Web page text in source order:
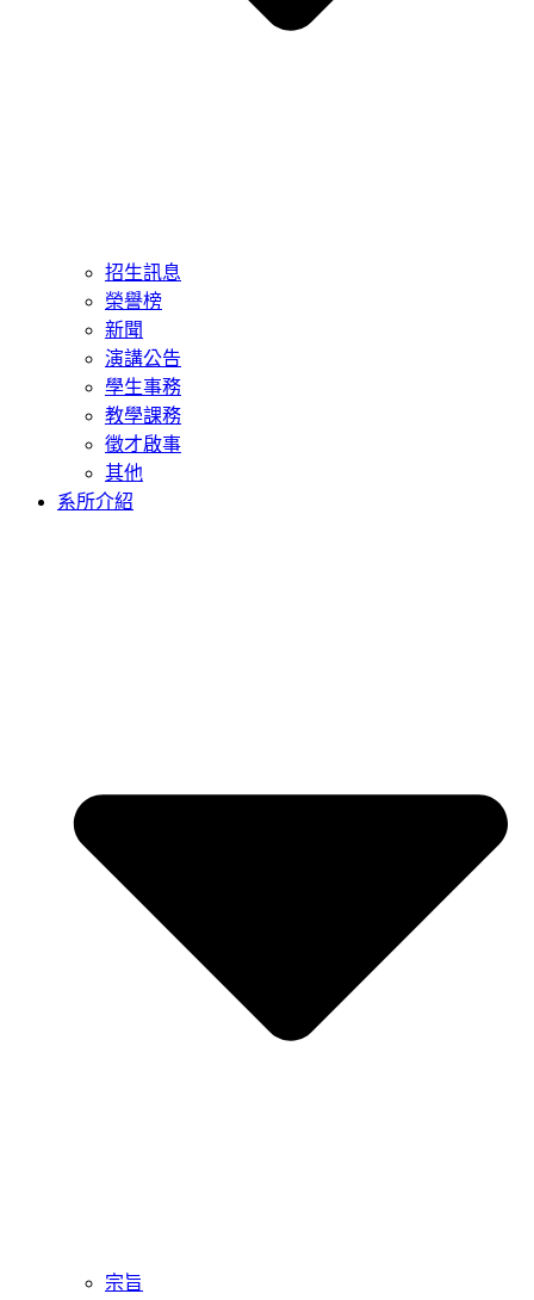
招生訊息
榮譽榜
新聞
演講公告
學生事務
教學課務
徵才啟事
其他
系所介紹
宗旨